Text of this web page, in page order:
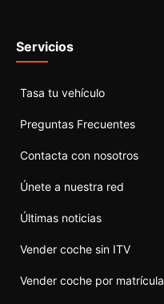
Servicios
Tasa tu vehículo
Preguntas Frecuentes
Contacta con nosotros
Únete a nuestra red
Últimas noticias
Vender coche sin ITV
Vender coche por matrícula